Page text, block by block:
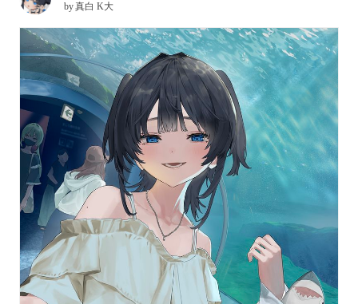
by真白 K大